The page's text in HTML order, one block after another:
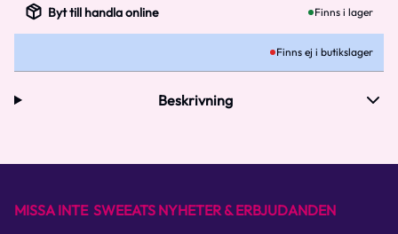
Byt till handla online Finns i lager
Finns ej i butikslager
Beskrivning
MISSA INTE SWEEATS NYHETER & ERBJUDANDEN